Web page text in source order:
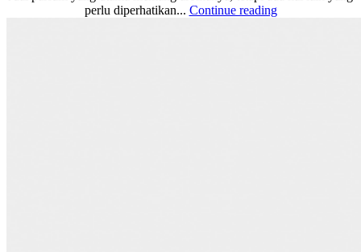
perlu diperhatikan... Continue reading